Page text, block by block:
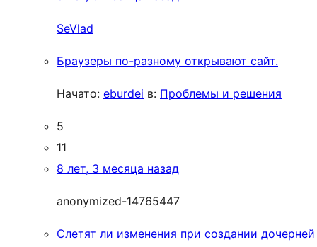
SeVlad
Браузеры по-разному открывают сайт.
Начато: eburdei в: Проблемы и решения
5
11
8 лет, 3 месяца назад
anonymized-14765447
Слетят ли изменения при создании дочерней